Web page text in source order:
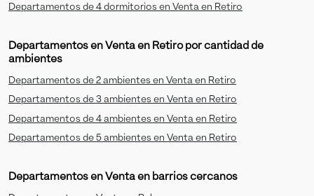
Departamentos de 4 dormitorios en Venta en Retiro
Departamentos en Venta en Retiro por cantidad de
ambientes
Departamentos de 2 ambientes en Venta en Retiro
Departamentos de 3 ambientes en Venta en Retiro
Departamentos de 4 ambientes en Venta en Retiro
Departamentos de 5 ambientes en Venta en Retiro
Departamentos en Venta en barrios cercanos